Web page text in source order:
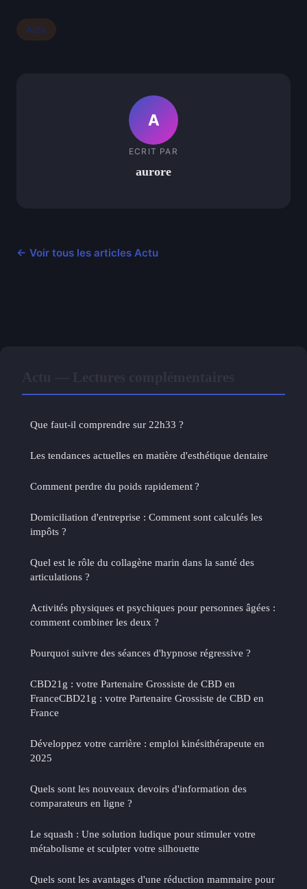
Actu
A
ECRIT PAR
aurore
← Voir tous les articles Actu
Que faut-il comprendre sur 22h33 ?
Les tendances actuelles en matière d'esthétique dentaire
Comment perdre du poids rapidement ?
Domiciliation d'entreprise : Comment sont calculés les
impôts ?
Quel est le rôle du collagène marin dans la santé des
articulations ?
Activités physiques et psychiques pour personnes âgées :
comment combiner les deux ?
Pourquoi suivre des séances d'hypnose régressive ?
CBD21g : votre Partenaire Grossiste de CBD en
FranceCBD21g : votre Partenaire Grossiste de CBD en
France
Développez votre carrière : emploi kinésithérapeute en
2025
Quels sont les nouveaux devoirs d'information des
comparateurs en ligne ?
Le squash : Une solution ludique pour stimuler votre
métabolisme et sculpter votre silhouette
Quels sont les avantages d'une réduction mammaire pour